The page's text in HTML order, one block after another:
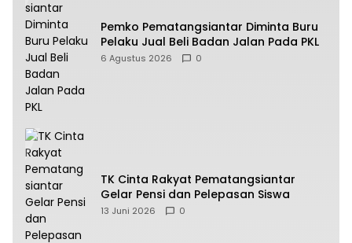
Pemko Pematangsiantar Diminta Buru
Pelaku Jual Beli Badan Jalan Pada PKL
6 Agustus 2026 0
TK Cinta Rakyat Pematangsiantar
Gelar Pensi dan Pelepasan Siswa
13 Juni 2026 0